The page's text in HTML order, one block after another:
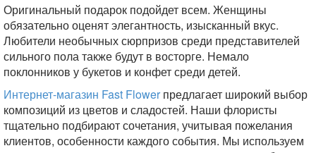
Оригинальный подарок подойдет всем. Женщины
обязательно оценят элегантность, изысканный вкус.
Любители необычных сюрпризов среди представителей
сильного пола также будут в восторге. Немало
поклонников у букетов и конфет среди детей.
Интернет-магазин Fast Flower предлагает широкий выбор
композиций из цветов и сладостей. Наши флористы
тщательно подбирают сочетания, учитывая пожелания
клиентов, особенности каждого события. Мы используем